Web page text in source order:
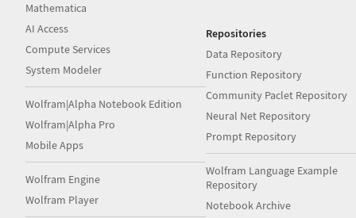
Mathematica
AI Access
Compute Services
System Modeler
Wolfram|Alpha Notebook Edition
Wolfram|Alpha Pro
Mobile Apps
Wolfram Engine
Wolfram Player
Repositories
Data Repository
Function Repository
Community Paclet Repository
Neural Net Repository
Prompt Repository
Wolfram Language Example
Repository
Notebook Archive